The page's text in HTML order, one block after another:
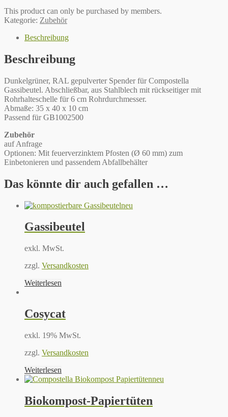
This product can only be purchased by members.
Kategorie: Zubehör
Beschreibung
Beschreibung
Dunkelgrüner, RAL gepulverter Spender für Compostella
Gassibeutel. Abschließbar, aus Stahlblech mit rückseitiger mit
Rohrhalteschelle für 6 cm Rohrdurchmesser.
Abmaße: 35 x 40 x 10 cm
Passend für GB1002500
Zubehör
auf Anfrage
Optionen: Mit feuerverzinktem Pfosten (Ø 60 mm) zum
Einbetonieren und passendem Abfallbehälter
Das könnte dir auch gefallen …
neu
Gassibeutel
exkl. MwSt.
zzgl. Versandkosten
Weiterlesen
Cosycat
exkl. 19% MwSt.
zzgl. Versandkosten
Weiterlesen
neu
Biokompost-Papiertüten